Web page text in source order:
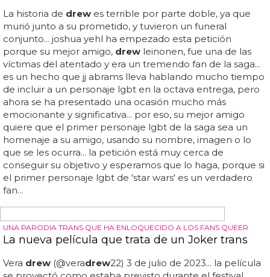
tocar eso'... se pliega sobre sí misma como seis veces"... la
secuencia de apertura realde scream 4 presentaba a
kristen bell, anna paquin y lucy hale siendo asesinadas...
STAR WARS CON ORLANDO
El primer personaje LGBT de 'Star Wars' podría
ser una víctima del atentado de Orlando